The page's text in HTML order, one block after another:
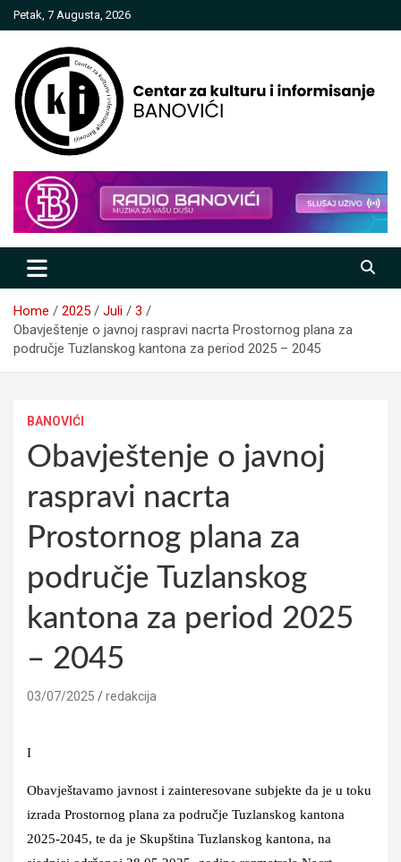
Skip
to
Petak, 7 Augusta, 2026
Centar za kulturu i informisanje
Banovići
Home 2025 Juli
3
Obavještenje o javnoj raspravi nacrta Prostornog plana za
područje Tuzlanskog kantona za period 2025 – 2045
BANOVIĆI
Obavještenje o javnoj
raspravi nacrta
Prostornog plana za
područje Tuzlanskog
kantona za period 2025
– 2045
03/07/2025 redakcija
I
Obavještavamo javnost i zainteresovane subjekte da je u toku
izrada Prostornog plana za područje Tuzlanskog kantona
2025-2045, te da je Skupština Tuzlanskog kantona, na